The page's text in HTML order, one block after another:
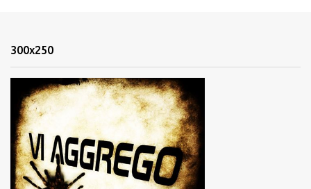
n
i
300x250